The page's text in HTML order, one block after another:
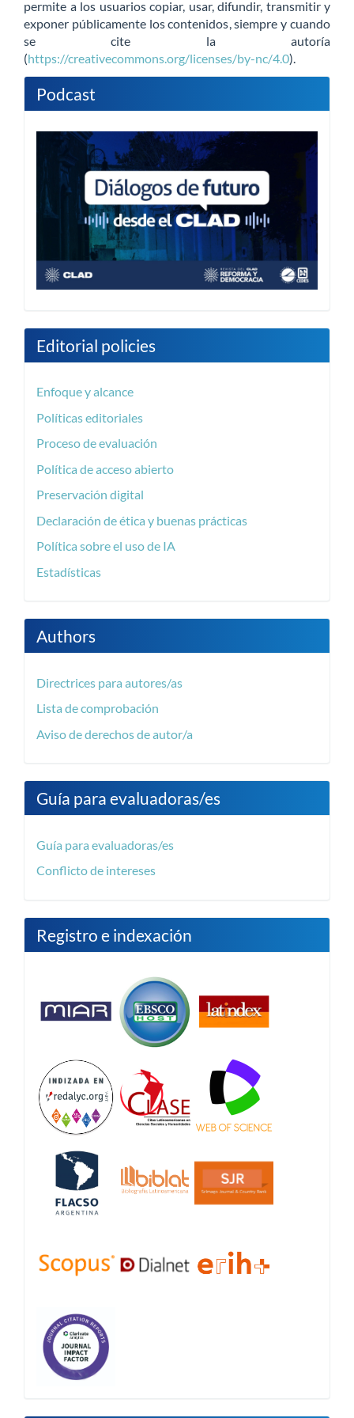
permite a los usuarios copiar, usar, difundir, transmitir y
exponer públicamente los contenidos, siempre y cuando
se cite la autoría
(https://creativecommons.org/licenses/by-nc/4.0).
Podcast
Editorial policies
Enfoque y alcance
Políticas editoriales
Proceso de evaluación
Política de acceso abierto
Preservación digital
Declaración de ética y buenas prácticas
Política sobre el uso de IA
Estadísticas
Authors
Directrices para autores/as
Lista de comprobación
Aviso de derechos de autor/a
Guía para evaluadoras/es
Guía para evaluadoras/es
Conflicto de intereses
Registro e indexación